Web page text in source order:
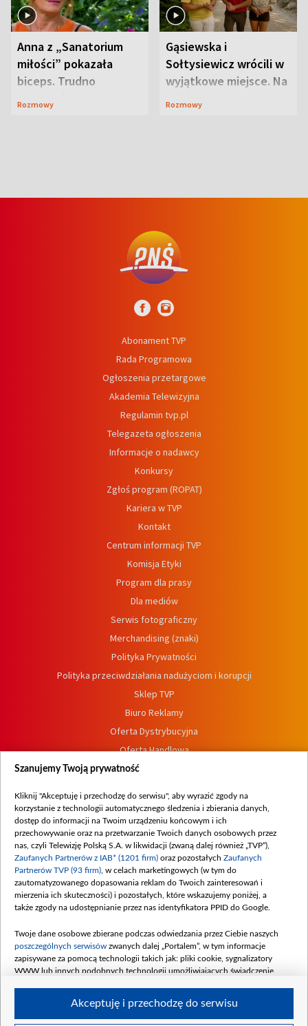
Anna z „Sanatorium
miłości” pokazała
biceps. Trudno
Rozmowy
Gąsiewska i
Sołtysiewicz wrócili w
wyjątkowe miejsce. Na
Rozmowy
Abonament TVP
Rada Programowa
Ogłoszenia przetargowe
Akademia Telewizyjna
Regulamin tvp.pl
Telegazeta ogłoszenia
Informacje o nadawcy
Konkursy
Zgłoś program (ROPAT)
Kariera w TVP
Kontakt
Centrum informacji TVP
Komisja Etyki
Program dla prasy
Dla mediów
Serwis fotograficzny
Merchandising (znaki)
Polityka Prywatności
Polityka przeciwdziałania nadużyciom i korupcji
Sklep TVP
Biuro Reklamy
Oferta Dystrybucyjna
Oferta Handlowa
Dostępność
Procedura zgłoszeń wewnętrznych
Szanujemy Twoją prywatność
Kliknij "Akceptuję i przechodzę do serwisu", aby wyrazić zgody na
korzystanie z technologii automatycznego śledzenia i zbierania danych,
dostęp do informacji na Twoim urządzeniu końcowym i ich
przechowywanie oraz na przetwarzanie Twoich danych osobowych przez
nas, czyli Telewizję Polską S.A. w likwidacji (zwaną dalej również „TVP”),
Zaufanych Partnerów z IAB* (1201 firm) oraz pozostałych Zaufanych
Partnerów TVP (93 firm) , w celach marketingowych (w tym do
zautomatyzowanego dopasowania reklam do Twoich zainteresowań i
mierzenia ich skuteczności) i pozostałych, które wskazujemy poniżej, a
także zgody na udostępnianie przez nas identyfikatora PPID do Google.
Twoje dane osobowe zbierane podczas odwiedzania przez Ciebie naszych
poszczególnych serwisów zwanych dalej „Portalem”, w tym informacje
zapisywane za pomocą technologii takich jak: pliki cookie, sygnalizatory
WWW lub innych podobnych technologii umożliwiających świadczenie
Akceptuję i przechodzę do serwisu